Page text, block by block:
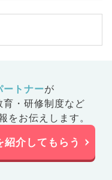
ートナーが
育・研修制度など
をお伝えします。
紹介してもらう